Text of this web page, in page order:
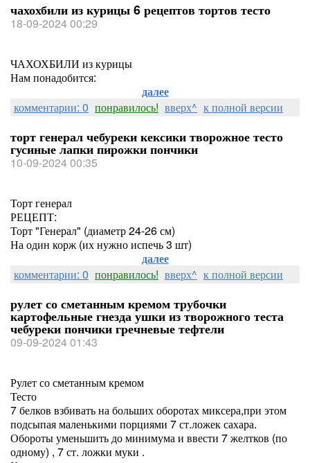
чахохбили из курицы 6 рецептов тортов тесто
18-09-2024 00:29
ЧАХОХБИЛИ из курицы
Нам понадобится:
далее
комментарии: 0 понравилось! вверх^ к полной версии
торт генерал чебуреки кексики творожное тесто
гусиные лапки пирожки пончики
10-09-2024 00:35
Торт генерал
РЕЦЕПТ:
Торт "Генерал" (диаметр 24-26 см)
На один корж (их нужно испечь 3 шт)
далее
комментарии: 0 понравилось! вверх^ к полной версии
рулет со сметанным кремом трубочки
картофельные гнезда ушки из творожного теста
чебуреки пончики гречневые тефтели
09-09-2024 01:43
Рулет со сметанным кремом
Тесто
7 белков взбивать на больших оборотах миксера,при этом
подсыпая маленькими порциями 7 ст.ложек сахара.
Обороты уменьшить до минимума и ввести 7 желтков (по
одному) , 7 ст. ложки муки .